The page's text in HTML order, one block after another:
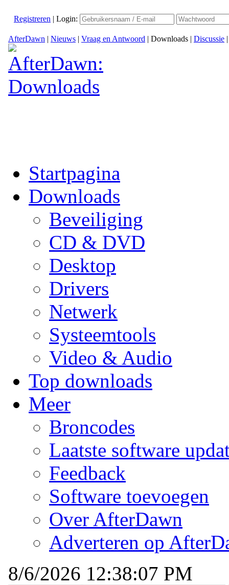
Registreren | Login:
AfterDawn | Nieuws | Vraag en Antwoord | Downloads | Discussie
Startpagina
Downloads
Beveiliging
CD & DVD
Desktop
Drivers
Netwerk
Systeemtools
Video & Audio
Top downloads
Meer
Broncodes
Laatste software
Feedback
Software toevoegen
Over AfterDawn
Adverteren op
8/6/2026 12:38:07 PM